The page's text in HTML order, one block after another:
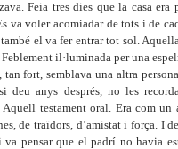
Feia tres dies que la casa era
va voler acomiadar de tots i de
el va fer entrar tot sol.
il·luminada per una
fort, semblava una altra
deu anys després, no les
Aquell testament oral. Era com
de traïdors, d’amistat i força. I
pensar que el padrí no havia